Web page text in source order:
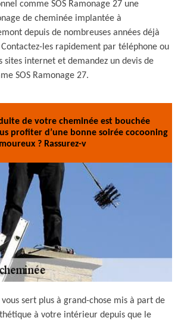
comme SOS Ramonage 27 une
de cheminée implantée à
depuis de nombreuses années déjà
les rapidement par téléphone ou
sites internet et demandez un devis de
SOS Ramonage 27.
de votre cheminée est bouchée
profiter d’une bonne soirée cocooning
? Rassurez-v
sert plus à grand-chose mis à part de
à votre intérieur depuis que le